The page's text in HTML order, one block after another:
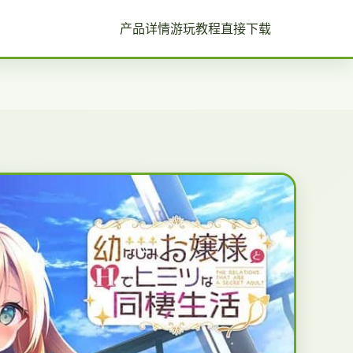
产品详情游玩教程直接下载